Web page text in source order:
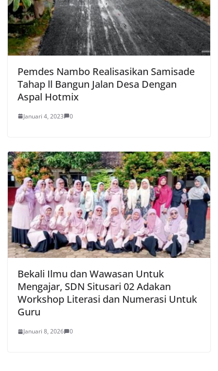
Pemdes Nambo Realisasikan Samisade
Tahap ll Bangun Jalan Desa Dengan
Aspal Hotmix
Januari 4, 2023 0
Bekali Ilmu dan Wawasan Untuk
Mengajar, SDN Situsari 02 Adakan
Workshop Literasi dan Numerasi Untuk
Guru
Januari 8, 2026 0